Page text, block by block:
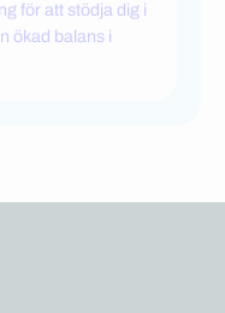
för att stödja dig i
ökad balans i